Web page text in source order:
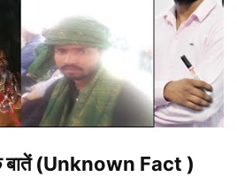
बातें (Unknown Fact )